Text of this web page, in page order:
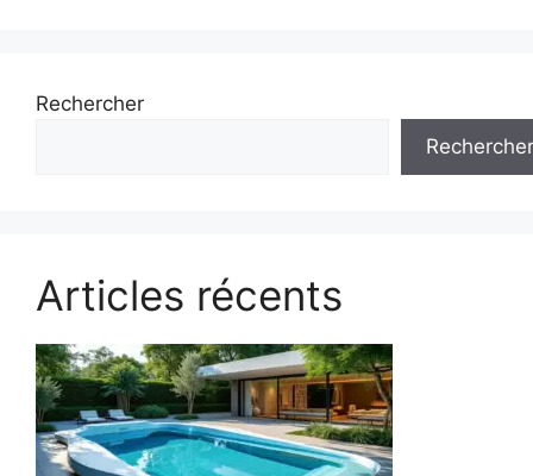
Rechercher
Rechercher
Articles récents